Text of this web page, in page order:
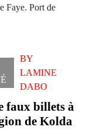
Faye. Port de
BY
LAMINE
DABO
faux billets à
de Kolda